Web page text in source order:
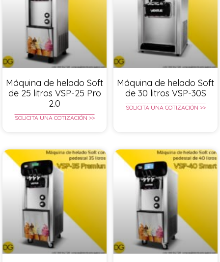
Máquina de helado Soft
de 25 litros VSP-25 Pro
2.0
SOLICITA UNA COTIZACIÓN >>
Máquina de helado Soft
de 30 litros VSP-30S
SOLICITA UNA COTIZACIÓN >>